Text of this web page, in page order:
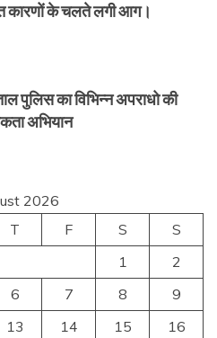
कारणों के चलते लगी आग।
पुलिस का विभिन्न अपराधो की
अभियान
2026
T F S
S
1
2
6 7 8
9
13 14 15 16